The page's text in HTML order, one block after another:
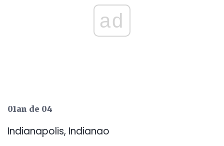
ad
01an de 04
Indianapolis, Indianao